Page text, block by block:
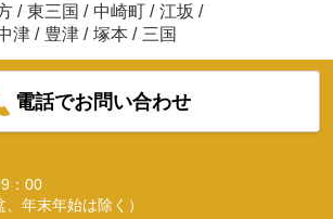
/ 東三国 / 中崎町 / 江坂 /
津 / 豊津 / 塚本 / 三国
電話でお問い合わせ
：00
年末年始は除く）